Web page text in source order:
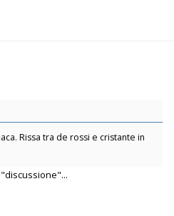
Rissa tra de rossi e cristante in